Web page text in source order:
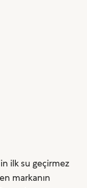
ilk su geçirmez
markanın